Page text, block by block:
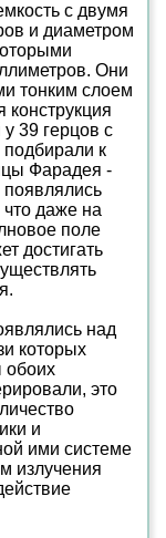
с двумя
и диаметром
Они
тонким слоем
39 герцов с
к
Фарадея -
появлялись
даже на
поле
достигать
над
которых
обоих
это
и
ими системе
излучения